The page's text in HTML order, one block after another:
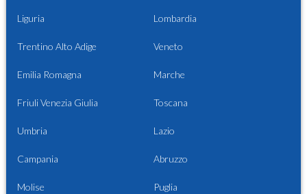
Liguria Lombardia
Trentino Alto Adige Veneto
Emilia Romagna Marche
Friuli Venezia Giulia Toscana
Umbria Lazio
Campania Abruzzo
Molise Puglia